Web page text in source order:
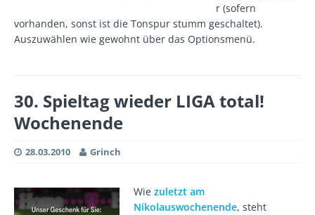
r (sofern
vorhanden, sonst ist die Tonspur stumm geschaltet).
Auszuwählen wie gewohnt über das Optionsmenü.
30. Spieltag wieder LIGA total!
Wochenende
28.03.2010 Grinch
Wie zuletzt am
Nikolauswochenende, steht